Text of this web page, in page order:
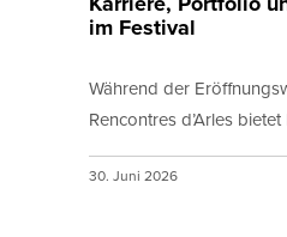
im Festival
Während der
Rencontres d’Arles
30. Juni 2026